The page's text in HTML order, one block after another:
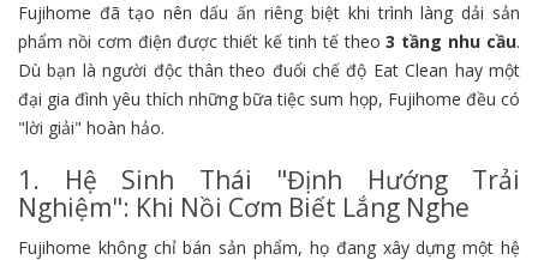
Fujihome đã tạo nên dấu ấn riêng biệt khi trình làng dải sản
phẩm nồi cơm điện được thiết kế tinh tế theo3 tầng nhu cầu.
Dù bạn là người độc thân theo đuổi chế độ Eat Clean hay một
đại gia đình yêu thích những bữa tiệc sum họp, Fujihome đều có
"lời giải" hoàn hảo.
1. Hệ Sinh Thái "Định Hướng Trải
Nghiệm": Khi Nồi Cơm Biết Lắng Nghe
Fujihome không chỉ bán sản phẩm, họ đang xây dựng một hệ